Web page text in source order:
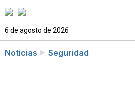
6 de agosto de 2026
Noticias Seguridad